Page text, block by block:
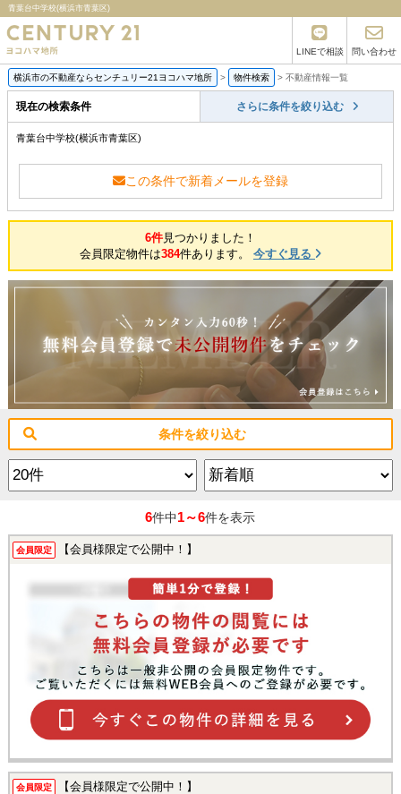
青葉台中学校(横浜市青葉区)
LINEで相談 問い合わせ
横浜市の不動産ならセンチュリー21ヨコハマ地所 > 物件検索 > 不動産情報一覧
現在の検索条件 さらに条件を絞り込む
青葉台中学校(横浜市青葉区)
この条件で新着メールを登録
6件見つかりました！
会員限定物件は384件あります。 今すぐ見る
条件を絞り込む
6件中1～6件を表示
会員限定 【会員様限定で公開中！】
会員限定 【会員様限定で公開中！】